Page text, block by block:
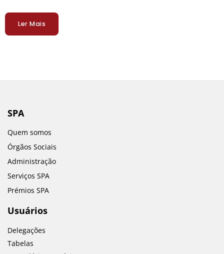
Ler Mais
SPA
Quem somos
Órgãos Sociais
Administração
Serviços SPA
Prémios SPA
Usuários
Delegações
Tabelas